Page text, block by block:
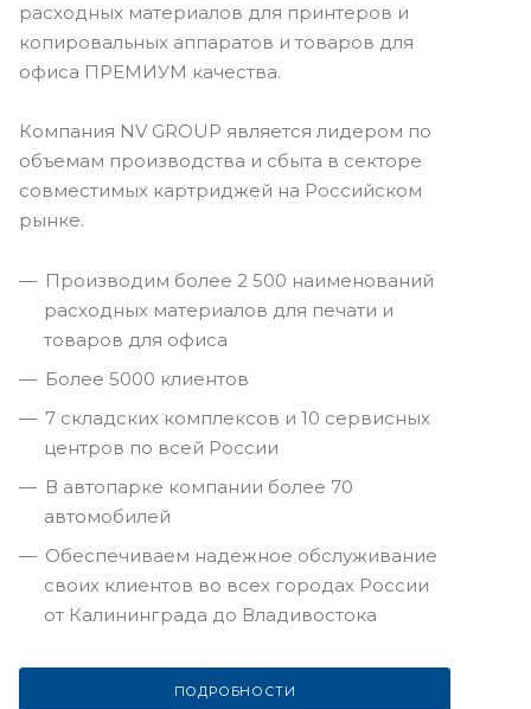
расходных материалов для принтеров и
копировальных аппаратов и товаров для
офиса ПРЕМИУМ качества.
Компания NV GROUP является лидером по
объемам производства и сбыта в секторе
совместимых картриджей на Российском
рынке.
Производим более 2 500 наименований
расходных материалов для печати и
товаров для офиса
Более 5000 клиентов
7 складских комплексов и 10 сервисных
центров по всей России
В автопарке компании более 70
автомобилей
Обеспечиваем надежное обслуживание
своих клиентов во всех городах России
от Калининграда до Владивостока
ПОДРОБНОСТИ